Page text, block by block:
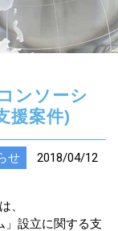
ンソーシ
援案件)
せ 2018/04/12
、
」設立に関する支